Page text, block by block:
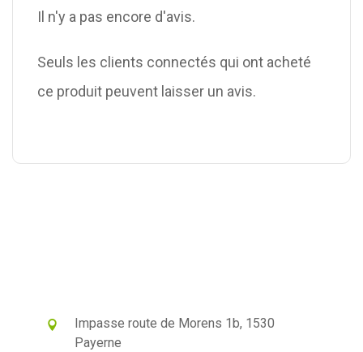
Il n'y a pas encore d'avis.
Seuls les clients connectés qui ont acheté
ce produit peuvent laisser un avis.
Impasse route de Morens 1b, 1530
Payerne